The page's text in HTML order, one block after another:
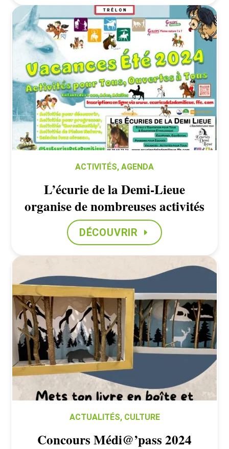
ACTIVITÉS, AGENDA
L’écurie de la Demi-Lieue
organise de nombreuses activités
DÉCOUVRIR
ACTUALITÉS, CULTURE
Concours Médi@’pass 2024